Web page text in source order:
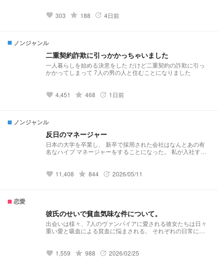
る。
favorite 303 grade 188 update 4日前
ノンジャンル
二重契約詐欺に引っかかっちゃいました
一人暮らしを始める決意をした だけど二重契約の詐欺に引っ
かかってしまって 7人の男の人と住むことになりました
favorite 4,451 grade 468 update 1日前
ノンジャンル
反日のマネージャー
日本の大学を卒業し、 新卒で採用された会社はなんとあの有
名なハイブ マネージャーをすることになった。 私が入社する
拶をして1日まで気づいたこと。 彼らは反日だった。
favorite 11,408 grade 844 update 2026/05/11
恋愛
彼氏のせいで貧血気味な件について。
出会いは様々、7人のヴァンパイアに愛される彼女たちは日々
重い愛と吸血による貧血に悩まされる。 それぞれの日常につ
favorite 1,559 grade 988 update 2026/02/25